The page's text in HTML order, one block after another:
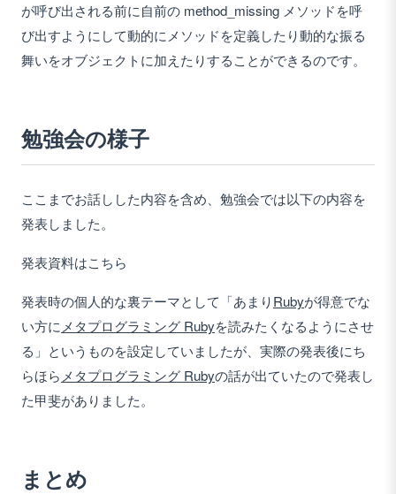
が呼び出される前に自前の method_missing メソッドを呼
び出すようにして動的にメソッドを定義したり動的な振る
舞いをオブジェクトに加えたりすることができるのです。
勉強会の様子
ここまでお話しした内容を含め、勉強会では以下の内容を
発表しました。
発表資料はこちら
発表時の個人的な裏テーマとして「あまりRubyが得意でな
い方に メタプログラミング Rubyを読みたくなるようにさせ
る」というものを設定していましたが、実際の発表後にち
らほら メタプログラミング Rubyの話が出ていたので発表し
た甲斐がありました。
まとめ